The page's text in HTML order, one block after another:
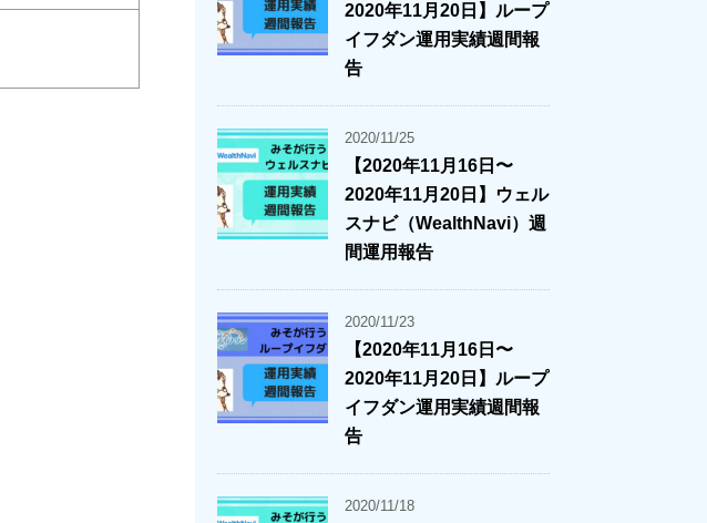
2020年11月20日】ループ
イフダン運用実績週間報
告
2020/11/25
【2020年11月16日〜
2020年11月20日】ウェル
スナビ（WealthNavi）週
間運用報告
2020/11/23
【2020年11月16日〜
2020年11月20日】ループ
イフダン運用実績週間報
告
2020/11/18